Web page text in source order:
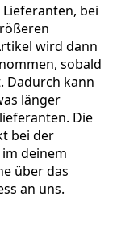
bei
wird dann
sobald
Dadurch kann
länger
Die
bei der
deinem
über das
an uns.